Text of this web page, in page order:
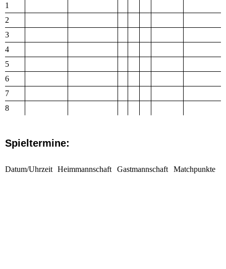
1
2
3
4
5
6
7
8
Spieltermine:
Datum/Uhrzeit Heimmannschaft Gastmannschaft Matchpunkte